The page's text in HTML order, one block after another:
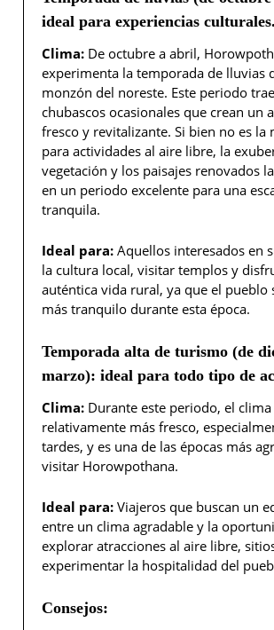
ideal para experiencias culturales.
Clima: De octubre a abril,
experimenta la temporada de lluvias
monzón del noreste. Este periodo
chubascos ocasionales que crean un
fresco y revitalizante. Si bien no es la
para actividades al aire libre, la
vegetación y los paisajes renovados
en un periodo excelente para una
tranquila.
Ideal para: Aquellos interesados en
la cultura local, visitar templos y
auténtica vida rural, ya que el pueblo
más tranquilo durante esta época.
Temporada alta de turismo (de
marzo): ideal para todo tipo de
Clima: Durante este periodo, el clima
relativamente más fresco,
tardes, y es una de las épocas más
visitar Horowpothana.
Ideal para: Viajeros que buscan un
entre un clima agradable y la
explorar atracciones al aire libre,
experimentar la hospitalidad del
Consejos: